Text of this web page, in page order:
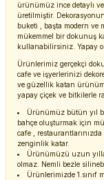
ürünümüz ince detaylı
üretilmiştir.
buketi , başta modern ve
mükemmel bir dokunuş
kullanabilirsiniz. Yapay
Ürünlerimiz gerçekçi
cafe ve işyerlerinizi
ve güzellik katan
yapay çiçek ve bitkilerle
Ürünümüz bütün yıl
bahçe oluşturmak için
cafe ,
zenginlik katar.
Ürünümüzü uzun
olmaz. Nemli bezle
Ürünlerimizde 1.sınıf